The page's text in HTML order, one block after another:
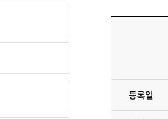
등록일